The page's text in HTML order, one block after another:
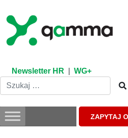
content
Newsletter HR WG+
ZAPYTAJ